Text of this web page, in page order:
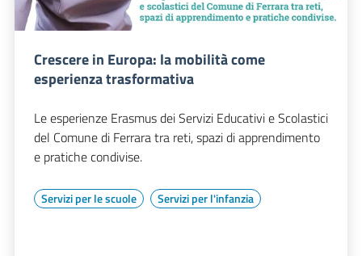
Crescere in Europa: la mobilità come
esperienza trasformativa
Le esperienze Erasmus dei Servizi Educativi e Scolastici
del Comune di Ferrara tra reti, spazi di apprendimento
e pratiche condivise.
Servizi per le scuole Servizi per l'infanzia